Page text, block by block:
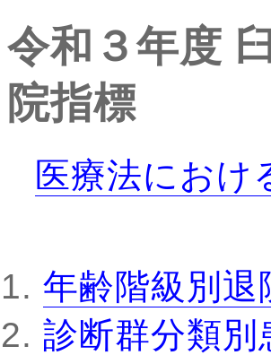
令和３年度
院指標
医療法におけ
年齢階級別退
診断群分類別